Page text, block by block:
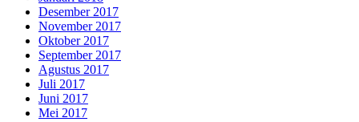
Desember 2017
November 2017
Oktober 2017
September 2017
Agustus 2017
Juli 2017
Juni 2017
Mei 2017